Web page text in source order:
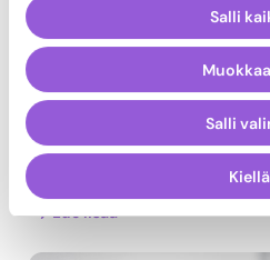
Salli
Muokkaa
Salli
Kiellä
Treston Adeonan
Ergonomisia työpisteratkaisuja
Adeona PIM -järjestelmän
Adeona PIM mahdollistaa Trestonille
Lue lisää